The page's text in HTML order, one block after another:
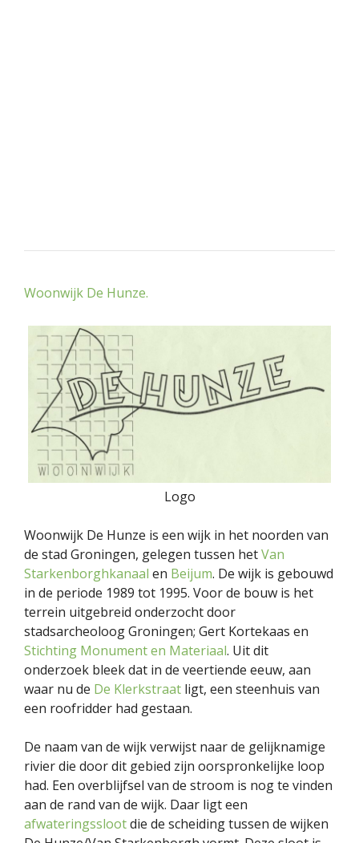
Woonwijk De Hunze.
Logo
Woonwijk De Hunze is een wijk in het noorden van
de stad Groningen, gelegen tussen hetVan
Starkenborghkanaal en Beijum. De wijk is gebouwd
in de periode 1989 tot 1995. Voor de bouw is het
terrein uitgebreid onderzocht door
stadsarcheoloog Groningen; Gert Kortekaas en
Stichting Monument en Materiaal. Uit dit
onderzoek bleek dat in de veertiende eeuw, aan
waar nu de De Klerkstraat ligt, een steenhuis van
een roofridder had gestaan.
De naam van de wijk verwijst naar de gelijknamige
rivier die door dit gebied zijn oorspronkelijke loop
had. Een overblijfsel van de stroom is nog te vinden
aan de rand van de wijk. Daar ligt een
afwateringsslootdie de scheiding tussen de wijken